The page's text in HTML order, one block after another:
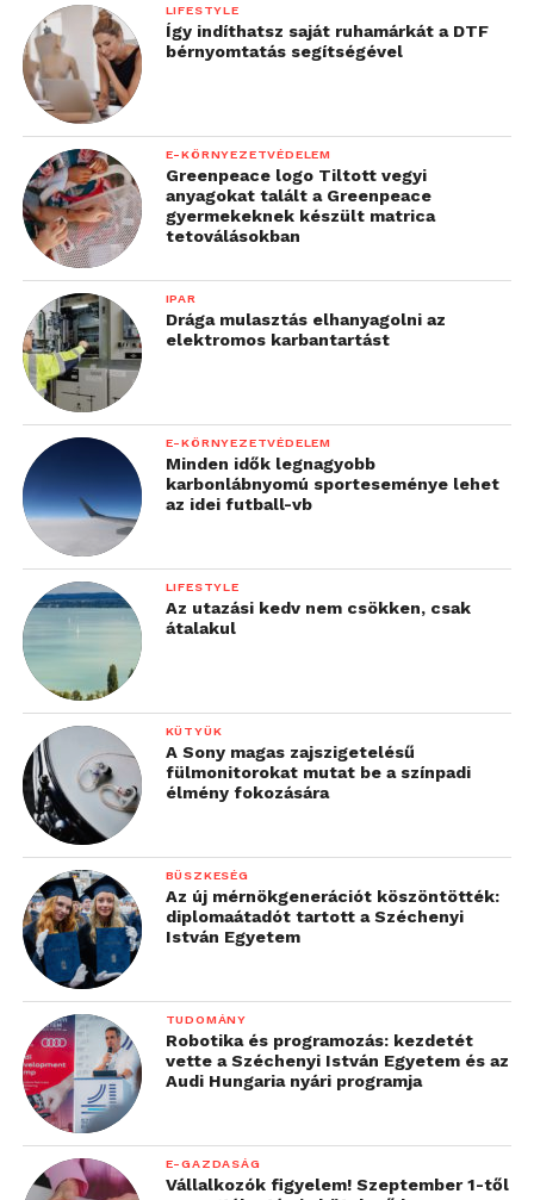
LIFESTYLE
Így indíthatsz saját ruhamárkát a DTF
bérnyomtatás segítségével
E-KÖRNYEZETVÉDELEM
Greenpeace logo Tiltott vegyi
anyagokat talált a Greenpeace
gyermekeknek készült matrica
tetoválásokban
IPAR
Drága mulasztás elhanyagolni az
elektromos karbantartást
E-KÖRNYEZETVÉDELEM
Minden idők legnagyobb
karbonlábnyomú sporteseménye lehet
az idei futball-vb
LIFESTYLE
Az utazási kedv nem csökken, csak
átalakul
KÜTYÜK
A Sony magas zajszigetelésű
fülmonitorokat mutat be a színpadi
élmény fokozására
BÜSZKESÉG
Az új mérnökgenerációt köszöntötték:
diplomaátadót tartott a Széchenyi
István Egyetem
TUDOMÁNY
Robotika és programozás: kezdetét
vette a Széchenyi István Egyetem és az
Audi Hungaria nyári programja
E-GAZDASÁG
Vállalkozók figyelem! Szeptember 1-től